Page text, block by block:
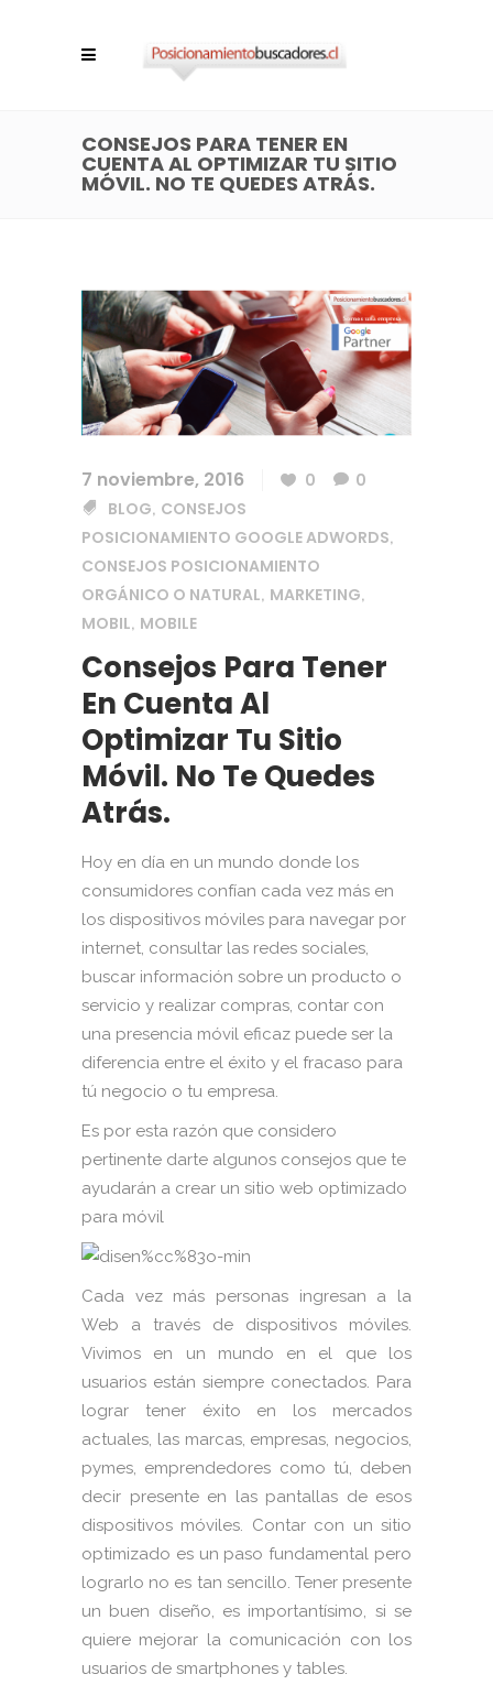
CONSEJOS PARA TENER EN
CUENTA AL OPTIMIZAR TU SITIO
MÓVIL. NO TE QUEDES ATRÁS.
7 noviembre, 2016 0
0
BLOG, CONSEJOS
POSICIONAMIENTO GOOGLE ADWORDS,
CONSEJOS POSICIONAMIENTO
ORGÁNICO O NATURAL, MARKETING,
MOBIL, MOBILE
Consejos Para Tener
En Cuenta Al
Optimizar Tu Sitio
Móvil. No Te Quedes
Atrás.
Hoy en día en un mundo donde los
consumidores confían cada vez más en
los dispositivos móviles para navegar por
internet, consultar las redes sociales,
buscar información sobre un producto o
servicio y realizar compras, contar con
una presencia móvil eficaz puede ser la
diferencia entre el éxito y el fracaso para
tú negocio o tu empresa.
Es por esta razón que considero
pertinente darte algunos consejos que te
ayudarán a crear un sitio web optimizado
para móvil
Cada vez más personas ingresan a la
Web a través de dispositivos móviles.
Vivimos en un mundo en el que los
usuarios están siempre conectados. Para
lograr tener éxito en los mercados
actuales, las marcas, empresas, negocios,
pymes, emprendedores como tú, deben
decir presente en las pantallas de esos
dispositivos móviles. Contar con un sitio
optimizado es un paso fundamental pero
lograrlo no es tan sencillo. Tener presente
un buen diseño, es importantísimo, si se
quiere mejorar la comunicación con los
usuarios de smartphones y tables.